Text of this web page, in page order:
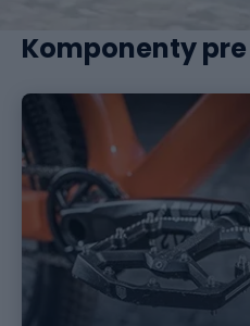
Komponenty